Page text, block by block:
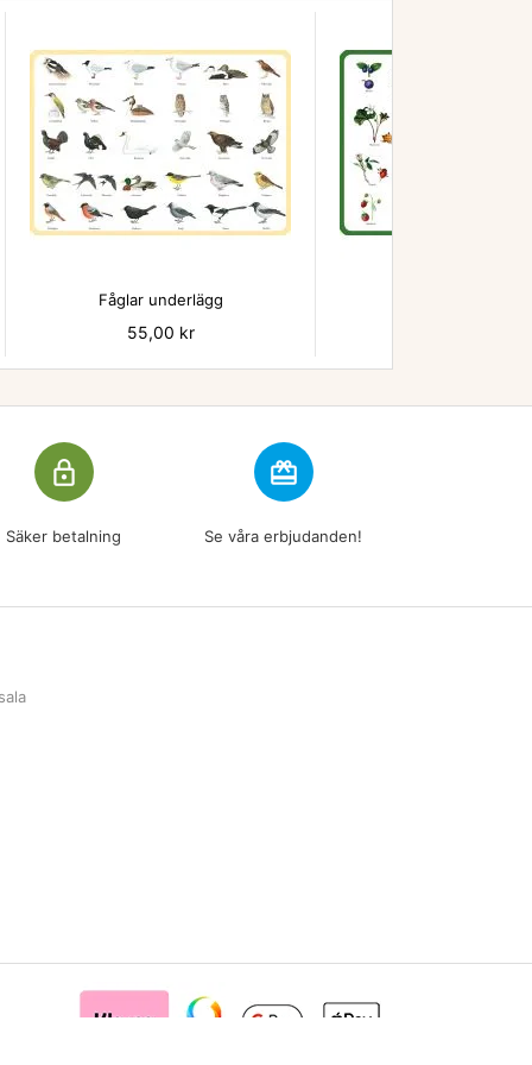

Fåglar underlägg
Pris
55,00 kr
lock_outline
Säker betalning
redeem
Se våra erbjudanden!